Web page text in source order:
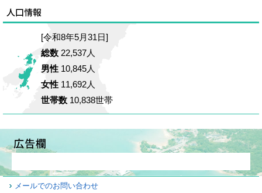
[令和8年5月31日]
総数 22,537人
男性 10,845人
女性 11,692人
世帯数 10,838世帯
メールでのお問い合わせ